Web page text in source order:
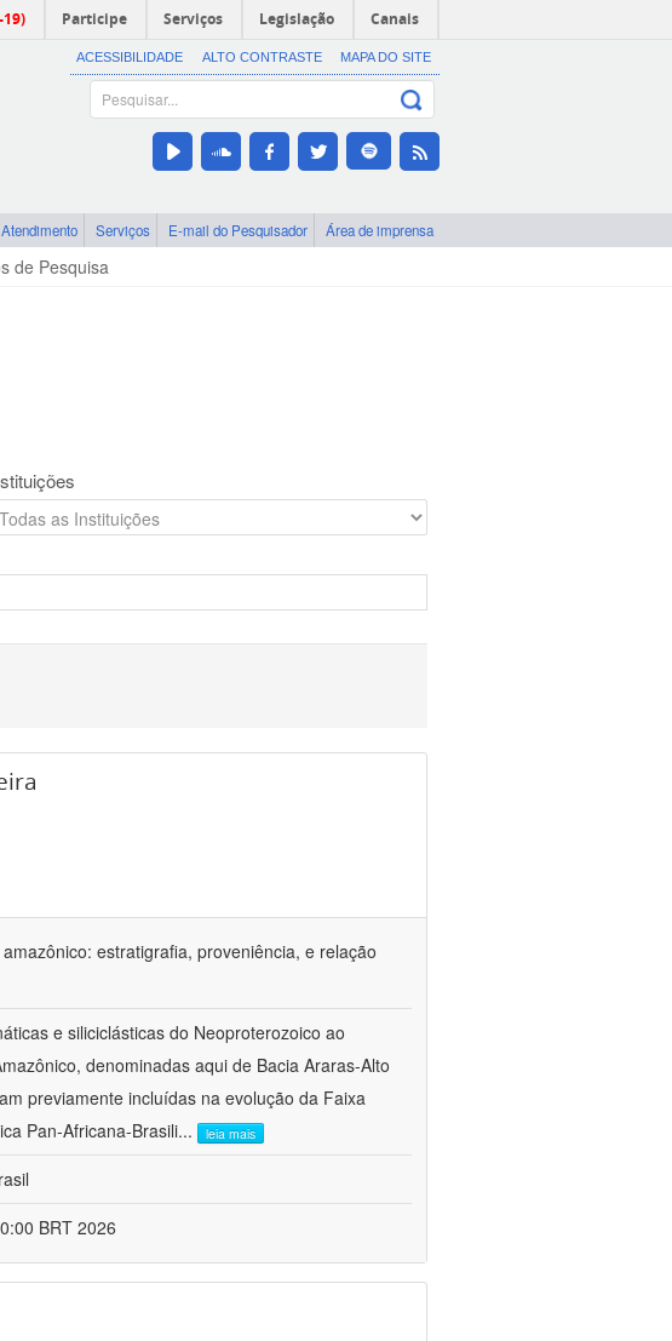
19) Participe Serviços Legislação Canais
ACESSIBILIDADE ALTO CONTRASTE MAPA DO SITE
Serviços E-mail do Pesquisador Área de imprensa
de Pesquisa
estratigrafia, proveniência, e relação
e siliciclásticas do Neoproterozoico ao
denominadas aqui de Bacia Araras-Alto
previamente incluídas na evolução da Faixa
Pan-Africana-Brasili... leia mais
BRT 2026